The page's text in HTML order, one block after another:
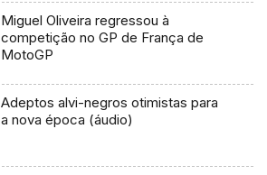
Miguel Oliveira regressou à
competição no GP de França de
MotoGP
Adeptos alvi-negros otimistas para
a nova época (áudio)